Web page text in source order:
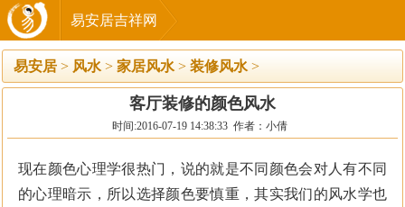
易安居吉祥网
易安居 > 风水 > 家居风水 > 装修风水 >
客厅装修的颜色风水
时间:2016-07-19 14:38:33 作者：小倩
现在颜色心理学很热门，说的就是不同颜色会对人有不同
的心理暗示，所以选择颜色要慎重，其实我们的风水学也